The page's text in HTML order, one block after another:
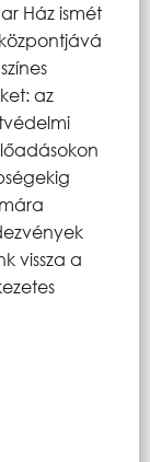
Ház ismét
az
vissza a